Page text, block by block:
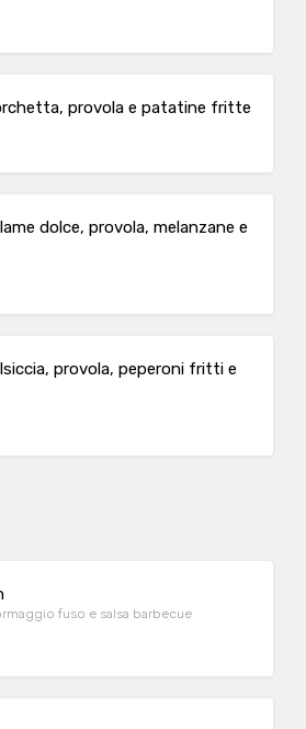
provola e patatine fritte
dolce, provola, melanzane e
provola, peperoni fritti e
fuso e salsa barbecue